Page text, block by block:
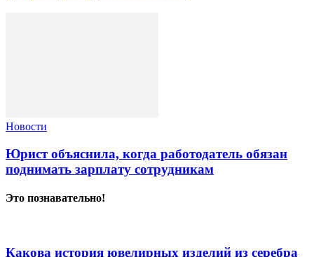
Новости
Юрист объяснила, когда работодатель обязан
поднимать зарплату сотрудникам
Это познавательно!
Какова история ювелирных изделий из серебра